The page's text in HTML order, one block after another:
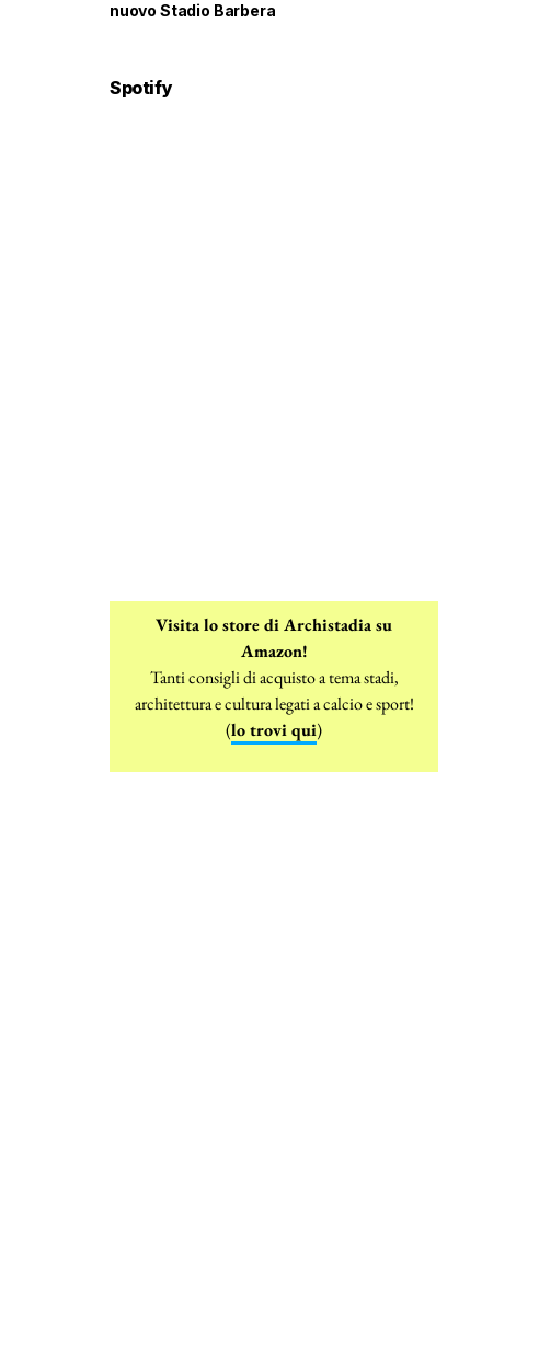
nuovo Stadio Barbera
Spotify
Visita lo store di Archistadia su
Amazon!
Tanti consigli di acquisto a tema stadi,
architettura e cultura legati a calcio e sport!
(lo trovi qui)